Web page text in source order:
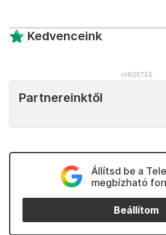
Kedvenceink
Partnereinktől
Állítsd be a
megbízható
Beállítom